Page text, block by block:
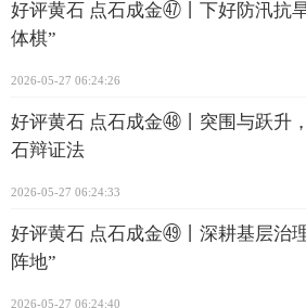
好评黄石 点石成金㊼丨下好防汛抗
体棋”
2026-05-27 06:24:26
好评黄石 点石成金㊽丨突围与跃升
石辩证法
2026-05-27 06:24:33
好评黄石 点石成金㊾丨深耕基层治
阵地”
2026-05-27 06:24:40